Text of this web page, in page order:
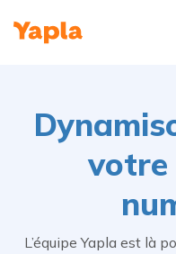
L’équipe Yapla est là